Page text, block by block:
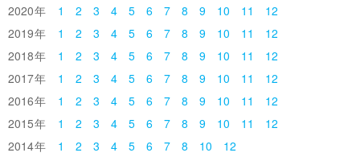
2020
1 2 3 4 5 6 7 8 9 10 11
12
2019
1 2 3 4 5 6 7 8 9 10 11
12
2018
1 2 3 4 5 6 7 8 9 10 11
12
2017
1 2 3 4 5 6 7 8 9 10 11
12
2016
1 2 3 4 5 6 7 8 9 10 11
12
2015
1 2 3 4 5 6 7 8 9 10 11
12
2014
1 2 3 4 5 6 7 8 10
12